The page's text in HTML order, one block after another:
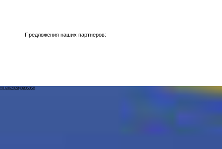
Предложения наших партнеров:
!!0.60620284080505!!